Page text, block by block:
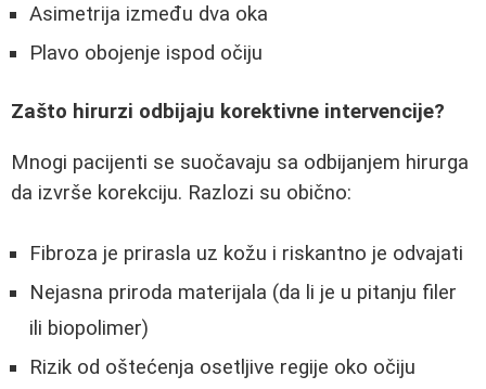
Asimetrija između dva oka
Plavo obojenje ispod očiju
Zašto hirurzi odbijaju korektivne intervencije?
Mnogi pacijenti se suočavaju sa odbijanjem hirurga
da izvrše korekciju. Razlozi su obično:
Fibroza je prirasla uz kožu i riskantno je odvajati
Nejasna priroda materijala (da li je u pitanju filer
ili biopolimer)
Rizik od oštećenja osetljive regije oko očiju